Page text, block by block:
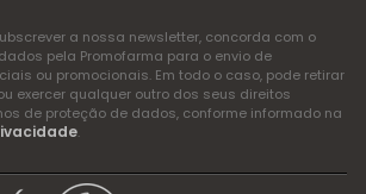
a nossa newsletter, concorda com o
pela Promofarma para o envio de
ou promocionais. Em todo o caso, pode retirar
exercer qualquer outro dos seus direitos
de proteção de dados, conforme informado na
.